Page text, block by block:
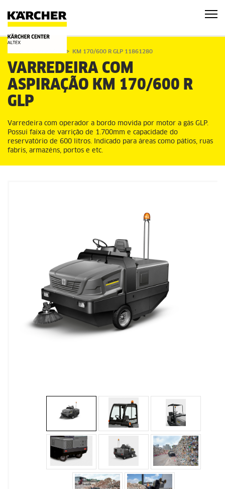
KM 170/600 R GLP 11861280
VARREDEIRA COM
ASPIRAÇÃO KM 170/600 R
GLP
Varredeira com operador a bordo movida por motor a gás GLP.
Possui faixa de varrição de 1.700mm e capacidade do
reservatório de 600 litros. Indicado para áreas como pátios, ruas
fabris, armazéns, portos e etc.